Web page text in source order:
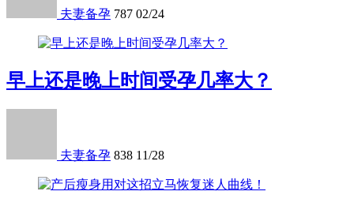
夫妻备孕 787 02/24
早上还是晚上时间受孕几率大？
夫妻备孕 838 11/28